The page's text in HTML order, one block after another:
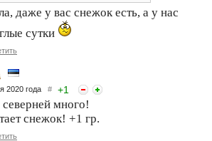
даже у вас снежок есть, а у нас
сутки
2020 года # +1
много!
снежок! +1 гр.